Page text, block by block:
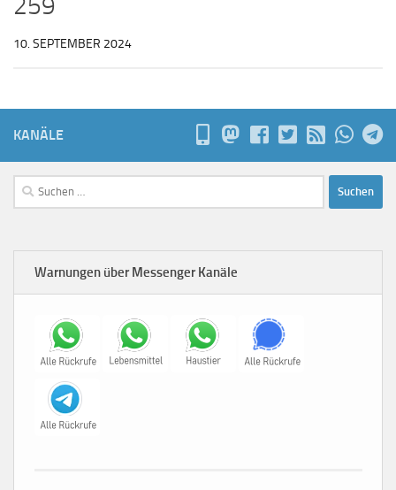
10. SEPTEMBER 2024
KANÄLE
Suchen
nach:
Warnungen über Messenger Kanäle